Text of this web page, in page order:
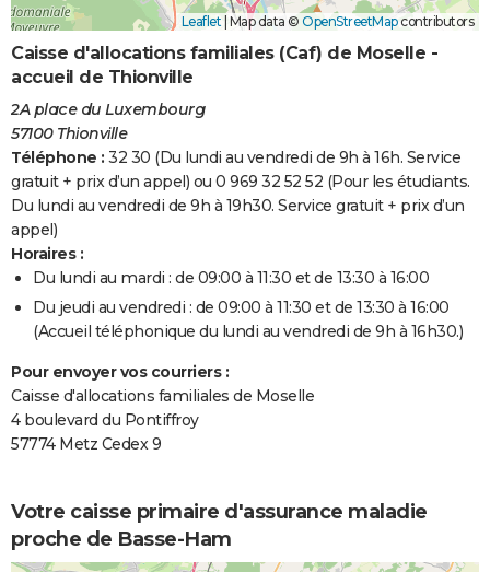
Leaflet | Map data © OpenStreetMapcontributors
Caisse d'allocations familiales (Caf) de Moselle -
accueil de Thionville
2A place du Luxembourg
57100 Thionville
Téléphone : 32 30 (Du lundi au vendredi de 9h à 16h. Service
gratuit + prix d’un appel) ou 0 969 32 52 52 (Pour les étudiants.
Du lundi au vendredi de 9h à 19h30. Service gratuit + prix d’un
appel)
Horaires :
Du lundi au mardi : de 09:00 à 11:30 et de 13:30 à 16:00
Du jeudi au vendredi : de 09:00 à 11:30 et de 13:30 à 16:00
(Accueil téléphonique du lundi au vendredi de 9h à 16h30.)
Pour envoyer vos courriers :
Caisse d'allocations familiales de Moselle
4 boulevard du Pontiffroy
57774 Metz Cedex 9
Votre caisse primaire d'assurance maladie
proche de Basse-Ham